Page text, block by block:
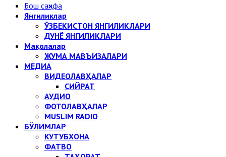
Бош саҳифа
Янгиликлар
ЎЗБЕКИСТОН ЯНГИЛИКЛАРИ
ДУНЁ ЯНГИЛИКЛАРИ
Мақолалар
ЖУМА МАВЪИЗАЛАРИ
МЕДИА
ВИДЕОЛАВҲАЛАР
СИЙРАТ
АУДИО
ФОТОЛАВҲАЛАР
MUSLIM RADIO
БЎЛИМЛАР
КУТУБХОНА
ФАТВО